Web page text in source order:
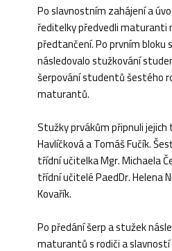
Po slavnostním zahájení a
ředitelky předvedli maturanti
předtančení. Po prvním bloku
následovalo stužkování
šerpování studentů šestého
maturantů.
Stužky prvákům připnuli
Havlíčková a Tomáš Fučík.
třídní učitelka Mgr. Michaela
třídní učitelé PaedDr. Helena
Kovařík.
Po předání šerp a stužek
maturantů s rodiči a